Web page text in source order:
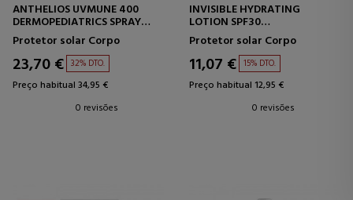
ANTHELIOS UVMUNE 400
DERMOPEDIATRICS SPRAY
INVISIBLE SPF50+
Protetor solar Corpo
23,70 € 32% DTO.
Preço habitual 34,95 €
0 revisões
INVISIBLE HYDRATING
LOTION SPF30
PROTETOR SOLAR
Protetor solar Corpo
11,07 € 15% DTO.
Preço habitual 12,95 €
0 revisões